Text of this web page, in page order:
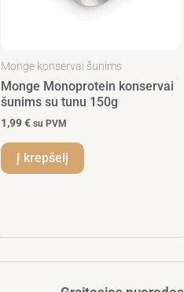
Monge konservai šunims
Monge Monoprotein konservai
šunims su tunu 150g
1,99€ su PVM
Į krepšelį